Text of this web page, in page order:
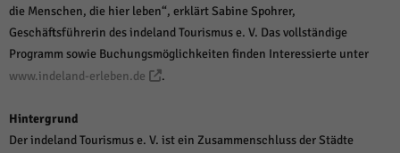
die Menschen, die hier leben“, erklärt Sabine Spohrer,
Geschäftsführerin des indeland Tourismus e. V. Das vollständige
Programm sowie Buchungsmöglichkeiten finden Interessierte unter
www.indeland-erleben.de
.
Hintergrund
Der indeland Tourismus e. V. ist ein Zusammenschluss der Städte
Inhalte von Videoplattformen und Social-Media-Plattformen werden
standardmäßig blockiert. Wenn Cookies von externen Medien akzeptiert
werden, bedarf der Zugriff auf diese Inhalte keiner manuellen Einwilligung
mehr.
Cookie-Informationen anzeigen
powered by Borlabs Cookie